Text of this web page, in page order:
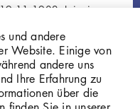
Leipzig –
und andere
Website. Einige von
andere uns
Ihre Erfahrung zu
über die